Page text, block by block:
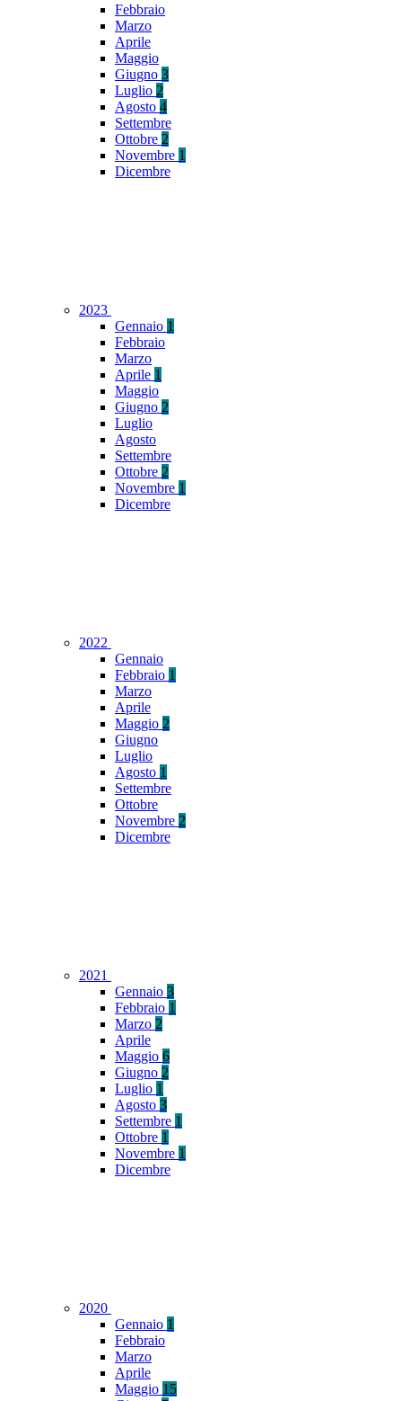
Febbraio
Marzo
Aprile
Maggio
Giugno 3
Luglio 2
Agosto 4
Settembre
Ottobre 2
Novembre 1
Dicembre
2023
Gennaio 1
Febbraio
Marzo
Aprile 1
Maggio
Giugno 2
Luglio
Agosto
Settembre
Ottobre 2
Novembre 1
Dicembre
2022
Gennaio
Febbraio 1
Marzo
Aprile
Maggio 2
Giugno
Luglio
Agosto 1
Settembre
Ottobre
Novembre 2
Dicembre
2021
Gennaio 3
Febbraio 1
Marzo 2
Aprile
Maggio 6
Giugno 2
Luglio 1
Agosto 3
Settembre 1
Ottobre 1
Novembre 1
Dicembre
2020
Gennaio 1
Febbraio
Marzo
Aprile
Maggio 15